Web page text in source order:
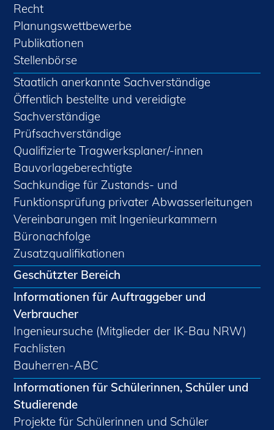
Recht
Planungswettbewerbe
Publikationen
Stellenbörse
Staatlich anerkannte Sachverständige
Öffentlich bestellte und vereidigte
Sachverständige
Prüfsachverständige
Qualifizierte Tragwerksplaner/-innen
Bauvorlageberechtigte
Sachkundige für Zustands- und
Funktionsprüfung privater Abwasserleitungen
Vereinbarungen mit Ingenieurkammern
Büronachfolge
Zusatzqualifikationen
Geschützter Bereich
Informationen für Auftraggeber und
Verbraucher
Ingenieursuche (Mitglieder der IK-Bau NRW)
Fachlisten
Bauherren-ABC
Informationen für Schülerinnen, Schüler und
Studierende
Projekte für Schülerinnen und Schüler